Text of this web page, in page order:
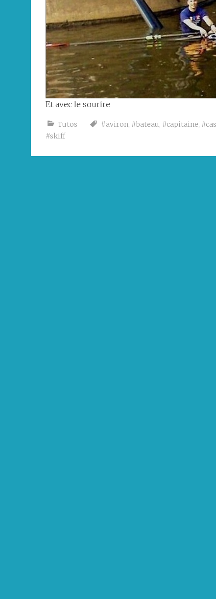
Et avec le sourire
Tutos #aviron, #bateau, #capitaine,
#skiff